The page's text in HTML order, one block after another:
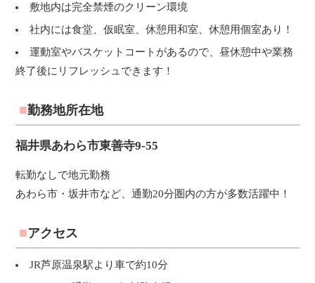
敷地内は完全禁煙のクリーン環境
社内には食堂、仮眠室、休憩用和室、休憩用個室あり！
運動室やバスケットコートがあるので、昼休憩中や業務
終了後にリフレッシュできます！
勤務地所在地
福井県あわら市東善寺9-55
転勤なしで地元勤務
あわら市・坂井市など、通勤20分圏内の方が多数活躍中！
アクセス
JR芦原温泉駅より車で約10分